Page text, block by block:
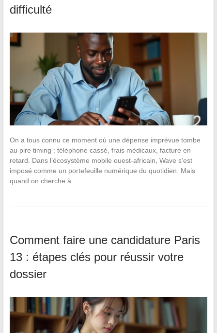
difficulté
On a tous connu ce moment où une dépense imprévue tombe
au pire timing : téléphone cassé, frais médicaux, facture en
retard. Dans l’écosystème mobile ouest-africain, Wave s’est
imposé comme un portefeuille numérique du quotidien. Mais
quand on cherche à…
Comment faire une candidature Paris
13 : étapes clés pour réussir votre
dossier